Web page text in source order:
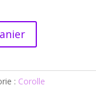
: Corolle